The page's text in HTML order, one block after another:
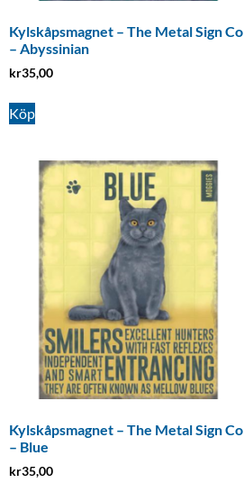
Kylskåpsmagnet – The Metal Sign Co
– Abyssinian
kr35,00
Köp
Kylskåpsmagnet – The Metal Sign Co
– Blue
kr35,00